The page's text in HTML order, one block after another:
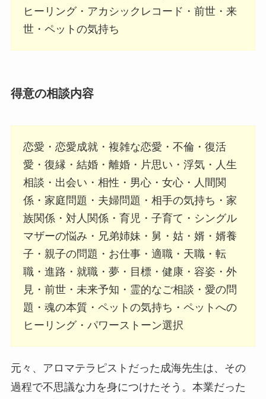
ヒーリング・アカシックレコード・前世・来
世・ペットの気持ち
得意の相談内容
恋愛・恋愛成就・複雑な恋愛・不倫・復活
愛・復縁・結婚・離婚・片思い・浮気・人生
相談・出会い・相性・男心・女心・人間関
係・家庭問題・夫婦問題・相手の気持ち・家
族関係・対人関係・育児・子育て・シングル
マザーの悩み・兄弟姉妹・舅・姑・婿・婿養
子・親子の問題・お仕事・適職・天職・転
職・進路・就職・夢・目標・健康・容姿・外
見・前世・未来予知・霊的なご相談・愛の問
題・魂の本質・ペットの気持ち・ペットへの
ヒーリング・パワーストーン選択
元々、アロマテラピストだった成海先生は、その
過程で不思議な力を身につけたそう。本業だった